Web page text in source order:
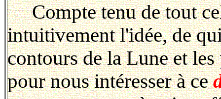
Compte tenu de tout
intuitivement l'idée, de
contours de la Lune et
pour nous intéresser à ce